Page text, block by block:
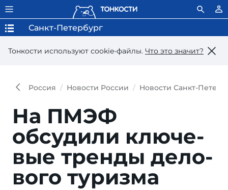
Тонкости используют сookie-файлы. Что это значит?
Санкт-Петербург
Россия Новости России Новости Санкт-
На ПМЭФ
обсудили клю­че­
вые трен­ды де­ло­
вого туризма